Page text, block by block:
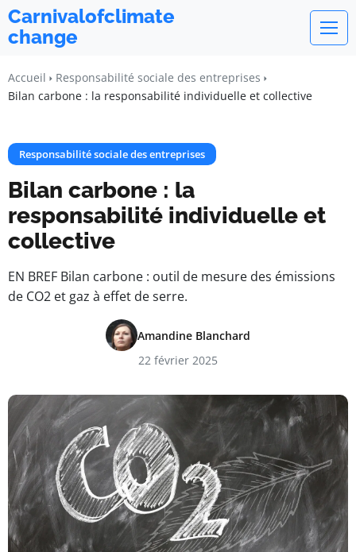
Carnivalofclimate
change
Accueil
Responsabilité sociale des entreprises
Bilan carbone : la responsabilité individuelle et collective
Responsabilité sociale des entreprises
Bilan carbone : la
responsabilité individuelle et
collective
EN BREF Bilan carbone : outil de mesure des émissions
de CO2 et gaz à effet de serre.
Amandine Blanchard
22 février 2025